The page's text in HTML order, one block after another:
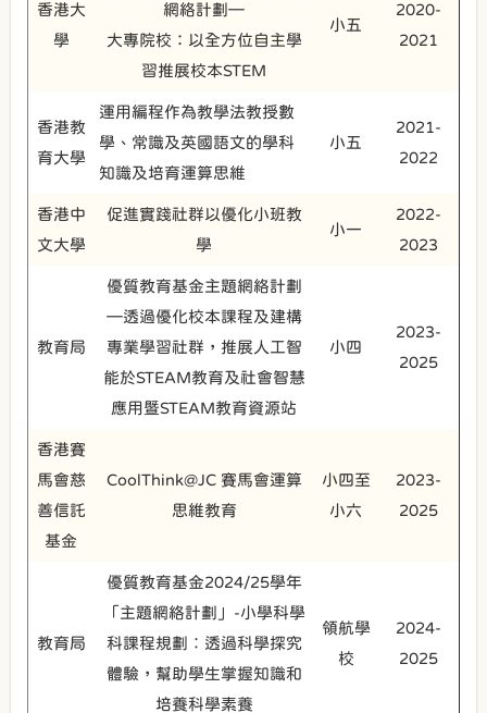
香港大
學
網絡計劃—
大專院校：以全方位自主學
習推展校本STEM
小五
2020-
2021
香港教
育大學
運用編程作為教學法教授數
學、常識及英國語文的學科
知識及培育運算思維
小五
2021-
2022
香港中
文大學
促進實踐社群以優化小班教
學
小一
2022-
2023
教育局
優質教育基金主題網絡計劃
—透過優化校本課程及建構
專業學習社群，推展人工智
能於STEAM教育及社會智慧
應用暨STEAM教育資源站
小四
2023-
2025
香港賽
馬會慈
善信託
基金
CoolThink@JC 賽馬會運算
思維教育
小四至
小六
2023-
2025
教育局
優質教育基金2024/25學年
「主題網絡計劃」-小學科學
科課程規劃︰透過科學探究
體驗，幫助學生掌握知識和
培養科學素養
領航學
校
2024-
2025